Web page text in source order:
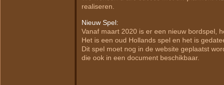
realiseren.
Nieuw Spel:
Vanaf maart 2020 is er een nieuw bordspel,
Het is een oud Hollands spel en het is
Dit spel moet nog in de website geplaatst
die ook in een document beschikbaar.